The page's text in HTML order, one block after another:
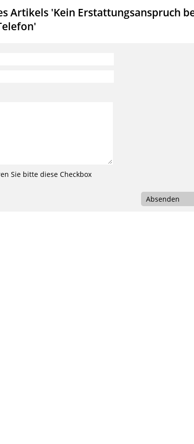
Artikels 'Kein Erstattungsanspruch
Sie bitte diese Checkbox
Absenden